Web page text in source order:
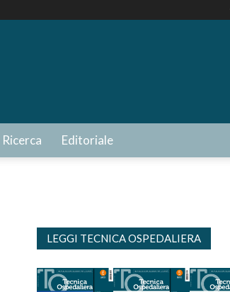
Ricerca Editoriale
LEGGI TECNICA OSPEDALIERA